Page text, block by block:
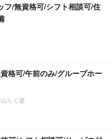
フ/無資格可/シフト相談可/住
格可/午前のみ/グループホー
らく楽